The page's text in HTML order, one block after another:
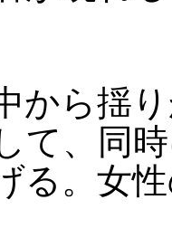
ら揺り
て、同
る。女